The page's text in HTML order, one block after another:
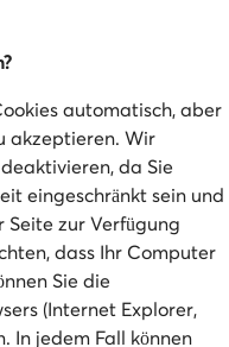
automatisch, aber
akzeptieren. Wir
da Sie
eingeschränkt sein und
zur Verfügung
dass Ihr Computer
Sie die
(Internet Explorer,
In jedem Fall können